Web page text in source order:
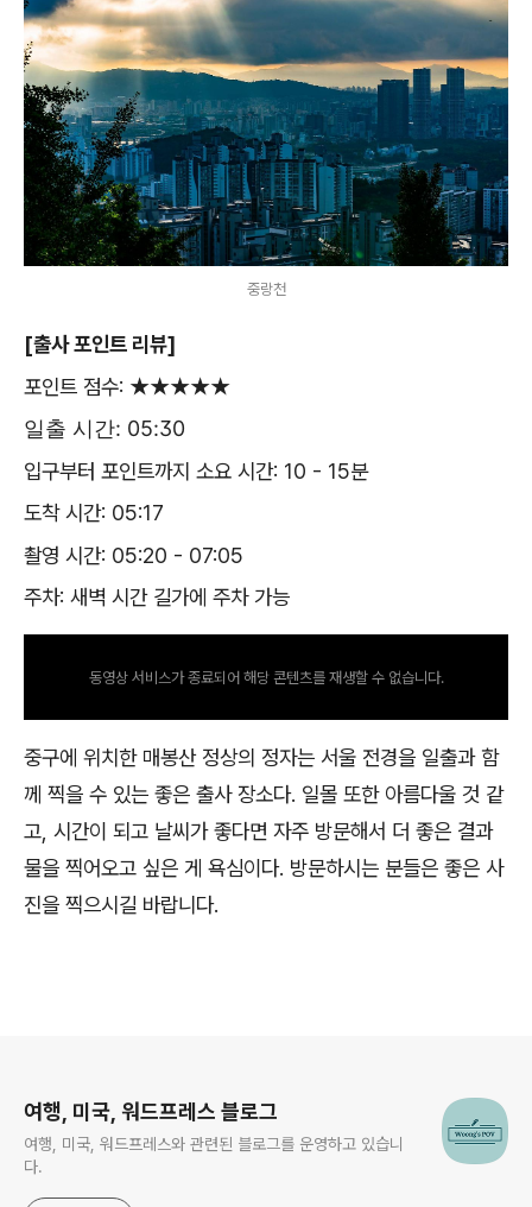
중랑천
[출사 포인트 리뷰]
포인트 점수: ★★★★★
일출 시간: 05:30
입구부터 포인트까지 소요 시간: 10 - 15분
도착 시간: 05:17
촬영 시간: 05:20 - 07:05
주차: 새벽 시간 길가에 주차 가능
동영상 서비스가 종료되어 해당 콘텐츠를 재생할 수 없습니다.
중구에 위치한 매봉산 정상의 정자는 서울 전경을 일출과 함
께 찍을 수 있는 좋은 출사 장소다. 일몰 또한 아름다울 것 같
고, 시간이 되고 날씨가 좋다면 자주 방문해서 더 좋은 결과
물을 찍어오고 싶은 게 욕심이다. 방문하시는 분들은 좋은 사
진을 찍으시길 바랍니다.
여행, 미국, 워드프레스 블로그
여행, 미국, 워드프레스와 관련된 블로그를 운영하고 있습니
다.